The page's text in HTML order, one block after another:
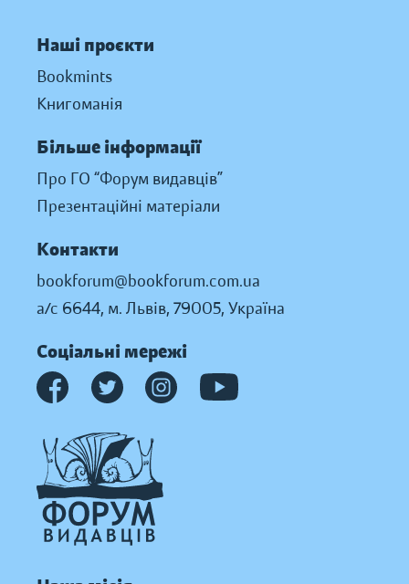
Наші проєкти
Bookmints
Книгоманія
Більше інформації
Про ГО “Форум видавців”
Презентаційні матеріали
Контакти
bookforum@bookforum.com.ua
а/с 6644, м. Львів, 79005, Україна
Соціальні мережі